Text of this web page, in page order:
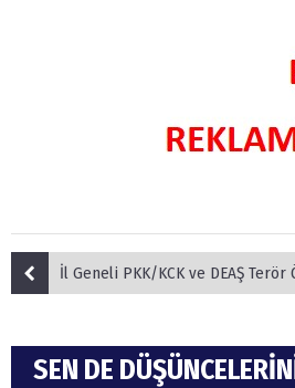
İl Geneli PKK/KCK ve DEAŞ Terör Örgütüne
SEN DE